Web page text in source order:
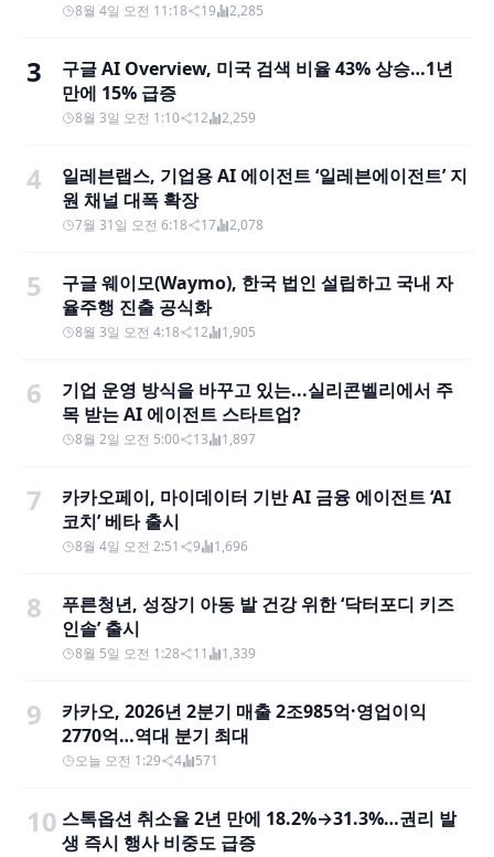
8월 4일 오전 11:18 19 2,285
3
구글 AI Overview, 미국 검색 비율 43% 상승…1년
만에 15% 급증
8월 3일 오전 1:10 12 2,259
4
일레븐랩스, 기업용 AI 에이전트 ‘일레븐에이전트’ 지
원 채널 대폭 확장
7월 31일 오전 6:18 17 2,078
5
구글 웨이모(Waymo), 한국 법인 설립하고 국내 자
율주행 진출 공식화
8월 3일 오전 4:18 12 1,905
6
기업 운영 방식을 바꾸고 있는...실리콘벨리에서 주
목 받는 AI 에이전트 스타트업?
8월 2일 오전 5:00 13 1,897
7
카카오페이, 마이데이터 기반 AI 금융 에이전트 ‘AI
코치’ 베타 출시
8월 4일 오전 2:51 9 1,696
8
푸른청년, 성장기 아동 발 건강 위한 ‘닥터포디 키즈
인솔’ 출시
8월 5일 오전 1:28 11 1,339
9
카카오, 2026년 2분기 매출 2조985억·영업이익
2770억…역대 분기 최대
오늘 오전 1:29 4 571
10 스톡옵션 취소율 2년 만에 18.2%→31.3%…권리 발
생 즉시 행사 비중도 급증